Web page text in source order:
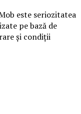
este seriozitatea
pe bază de
și condiții